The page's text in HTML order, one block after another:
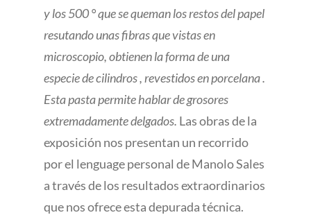
y los 500 ° que se queman los restos del papel
resutando unas fibras que vistas en
microscopio, obtienen la forma de una
especie de cilindros , revestidos en porcelana .
Esta pasta permite hablar de grosores
extremadamente delgados. Las obras de la
exposición nos presentan un recorrido
por el lenguage personal de Manolo Sales
a través de los resultados extraordinarios
que nos ofrece esta depurada técnica.